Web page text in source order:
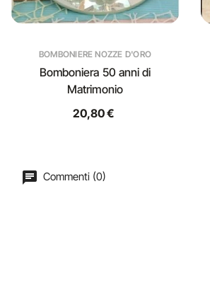
BOMBONIERE NOZZE D'ORO
Bomboniera 50 anni di
Matrimonio
20,80 €
Commenti (0)